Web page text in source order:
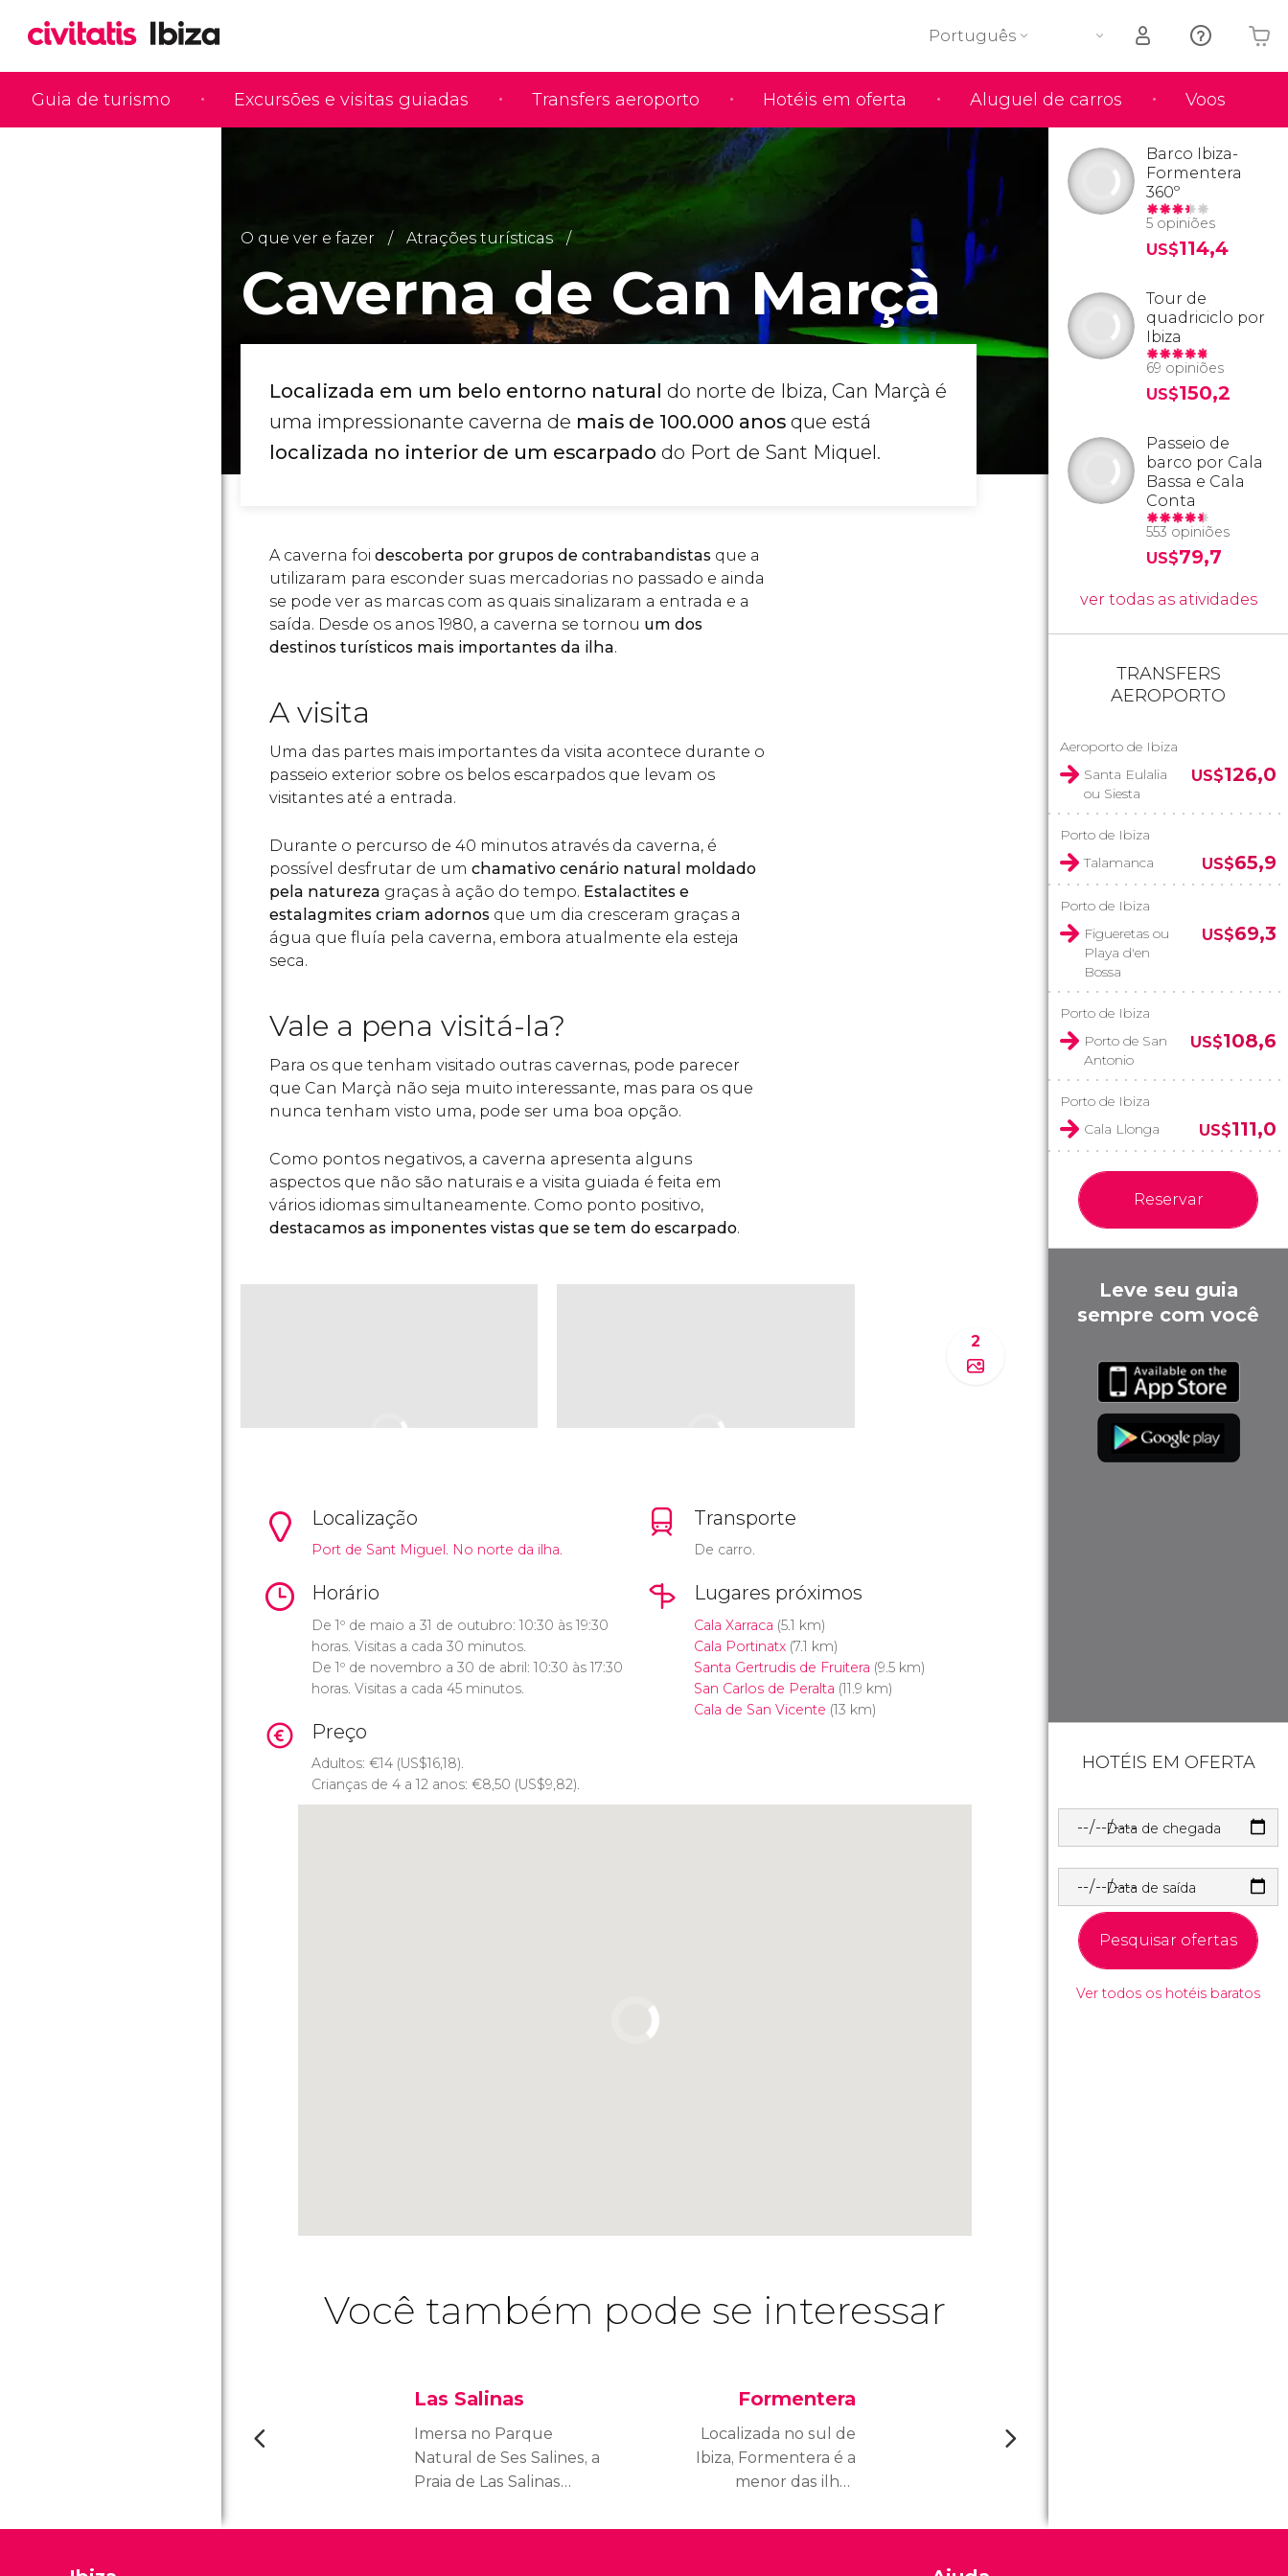
Guia de turismo Excursões e visitas guiadas Transfers aeroporto Hotéis em oferta Aluguel de carros Voos
Português
O seu carrinho está vazio
O que ver e fazer Atrações turísticas
Caverna de Can Marçà
Localizada em um belo entorno natural do norte de Ibiza, Can Marçà é
uma impressionante caverna de mais de 100.000 anos que está
localizada no interior de um escarpado do Port de Sant Miquel.
A caverna foi descoberta por grupos de contrabandistas que a
utilizaram para esconder suas mercadorias no passado e ainda
se pode ver as marcas com as quais sinalizaram a entrada e a
saída. Desde os anos 1980, a caverna se tornou um dos
destinos turísticos mais importantes da ilha.
A visita
Uma das partes mais importantes da visita acontece durante o
passeio exterior sobre os belos escarpados que levam os
visitantes até a entrada.
Durante o percurso de 40 minutos através da caverna, é
possível desfrutar de um chamativo cenário natural moldado
pela natureza graças à ação do tempo. Estalactites e
estalagmites criam adornos que um dia cresceram graças a
água que fluía pela caverna, embora atualmente ela esteja
seca.
Vale a pena visitá-la?
Para os que tenham visitado outras cavernas, pode parecer
que Can Marçà não seja muito interessante, mas para os que
nunca tenham visto uma, pode ser uma boa opção.
Como pontos negativos, a caverna apresenta alguns
aspectos que não são naturais e a visita guiada é feita em
vários idiomas simultaneamente. Como ponto positivo,
destacamos as imponentes vistas que se tem do escarpado.
2
Localização
Port de Sant Miguel. No norte da ilha.
Horário
De 1º de maio a 31 de outubro: 10:30 às 19:30
horas. Visitas a cada 30 minutos.
De 1º de novembro a 30 de abril: 10:30 às 17:30
horas. Visitas a cada 45 minutos.
Preço
Adultos: €14 (US$16,18).
Crianças de 4 a 12 anos: €8,50 (US$9,82).
Transporte
De carro.
Lugares próximos
Cala Xarraca (5.1 km)
Cala Portinatx(7.1 km)
Santa Gertrudis de Fruitera (9.5 km)
San Carlos de Peralta (11.9 km)
Cala de San Vicente (13 km)
Você também pode se interessar
Las Salinas
Imersa no Parque
Natural de Ses Salines, a
Praia de Las Salinas
uma das mais
Formentera
Localizada no sul de
Ibiza, Formentera é a
menor das ilhas
a mais bem conservada
Barco Ibiza-
Formentera
360º
5 opiniões
US$114,4
Tour de
quadriciclo por
Ibiza
69 opiniões
US$150,2
Passeio de
barco por Cala
Bassa e Cala
Conta
553 opiniões
US$79,7
ver todas as atividades
TRANSFERS
AEROPORTO
Aeroporto de Ibiza
Santa Eulalia
ou Siesta
US$126,0
Porto de Ibiza
Talamanca
US$65,9
Porto de Ibiza
Figueretas ou
Playa d'en
Bossa
US$69,3
Porto de Ibiza
Porto de San
Antonio
US$108,6
Porto de Ibiza
Cala Llonga
US$111,0
Reservar
Leve seu guia
sempre com você
HOTÉIS EM OFERTA
Data de chegada
Data de saída
Pesquisar ofertas
Ver todos os hotéis baratos